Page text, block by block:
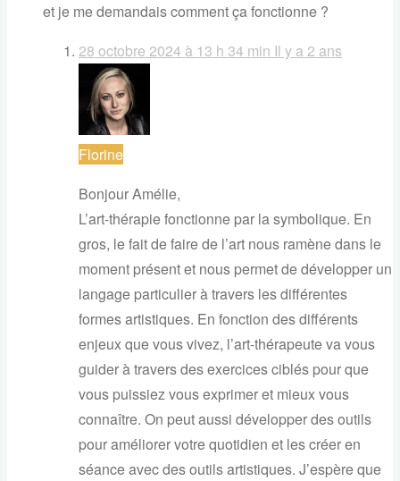
et je me demandais comment ça fonctionne ?
28 octobre 2024 à 13 h 34 min Il y a 2 ans
Florine
Bonjour Amélie,
L’art-thérapie fonctionne par la symbolique. En
gros, le fait de faire de l’art nous ramène dans le
moment présent et nous permet de développer un
langage particulier à travers les différentes
formes artistiques. En fonction des différents
enjeux que vous vivez, l’art-thérapeute va vous
guider à travers des exercices ciblés pour que
vous puissiez vous exprimer et mieux vous
connaître. On peut aussi développer des outils
pour améliorer votre quotidien et les créer en
séance avec des outils artistiques. J’espère que